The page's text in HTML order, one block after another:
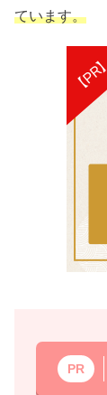
ています。
PR